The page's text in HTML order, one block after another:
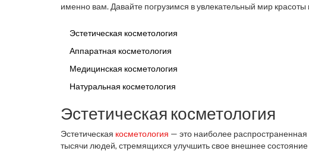
именно вам. Давайте погрузимся в увлекательный мир
Эстетическая косметология
Аппаратная косметология
Медицинская косметология
Натуральная косметология
Эстетическая косметология
Эстетическая косметология — это наиболее
тысячи людей, стремящихся улучшить свое внешнее